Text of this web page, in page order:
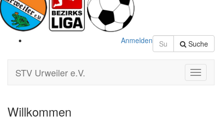
Suche
Anmelden
Toggle
STV Urweiler e.V.
Willkommen